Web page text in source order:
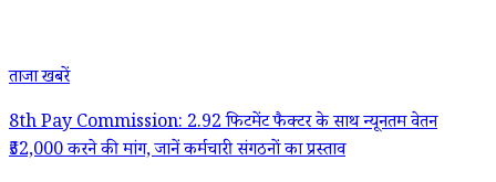
ताजा खबरें
8th Pay Commission: 2.92 फिटमेंट फैक्टर के साथ न्यूनतम वेतन
₹52,000 करने की मांग, जानें कर्मचारी संगठनों का प्रस्ताव